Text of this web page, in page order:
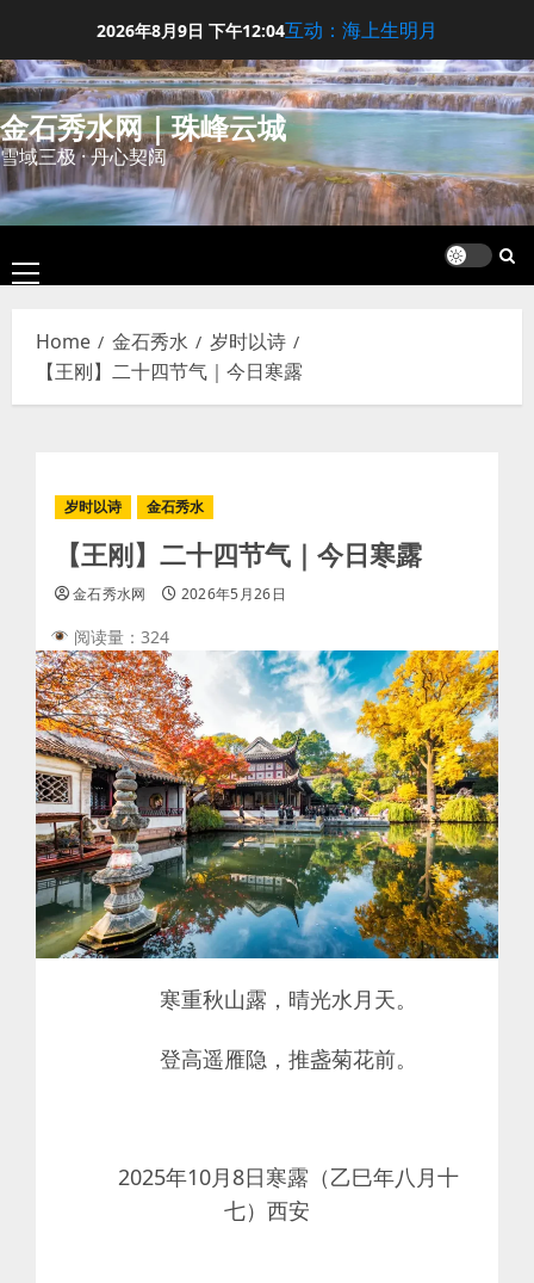
content
2026年8月9日 下午12:04互动：海上生明月
金石秀水网｜珠峰云城
雪域三极 · 丹心契阔
Primary
Menu
Home 金石秀水
岁时以诗
【王刚】二十四节气｜今日寒露
岁时以诗 金石秀水
【王刚】二十四节气｜今日寒露
金石秀水网 2026年5月26日
阅读量：324
寒重秋山露，晴光水月天。
登高遥雁隐，推盏菊花前。
2025年10月8日寒露（乙巳年八月十
七）西安